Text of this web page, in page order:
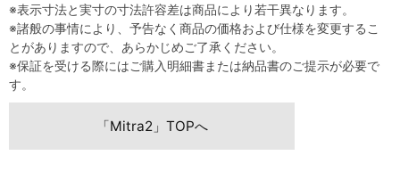
※表示寸法と実寸の寸法許容差は商品により若干異なります。
※諸般の事情により、予告なく商品の価格および仕様を変更するこ
とがありますので、あらかじめご了承ください。
※保証を受ける際にはご購入明細書または納品書のご提示が必要で
す。
「Mitra2」TOPへ